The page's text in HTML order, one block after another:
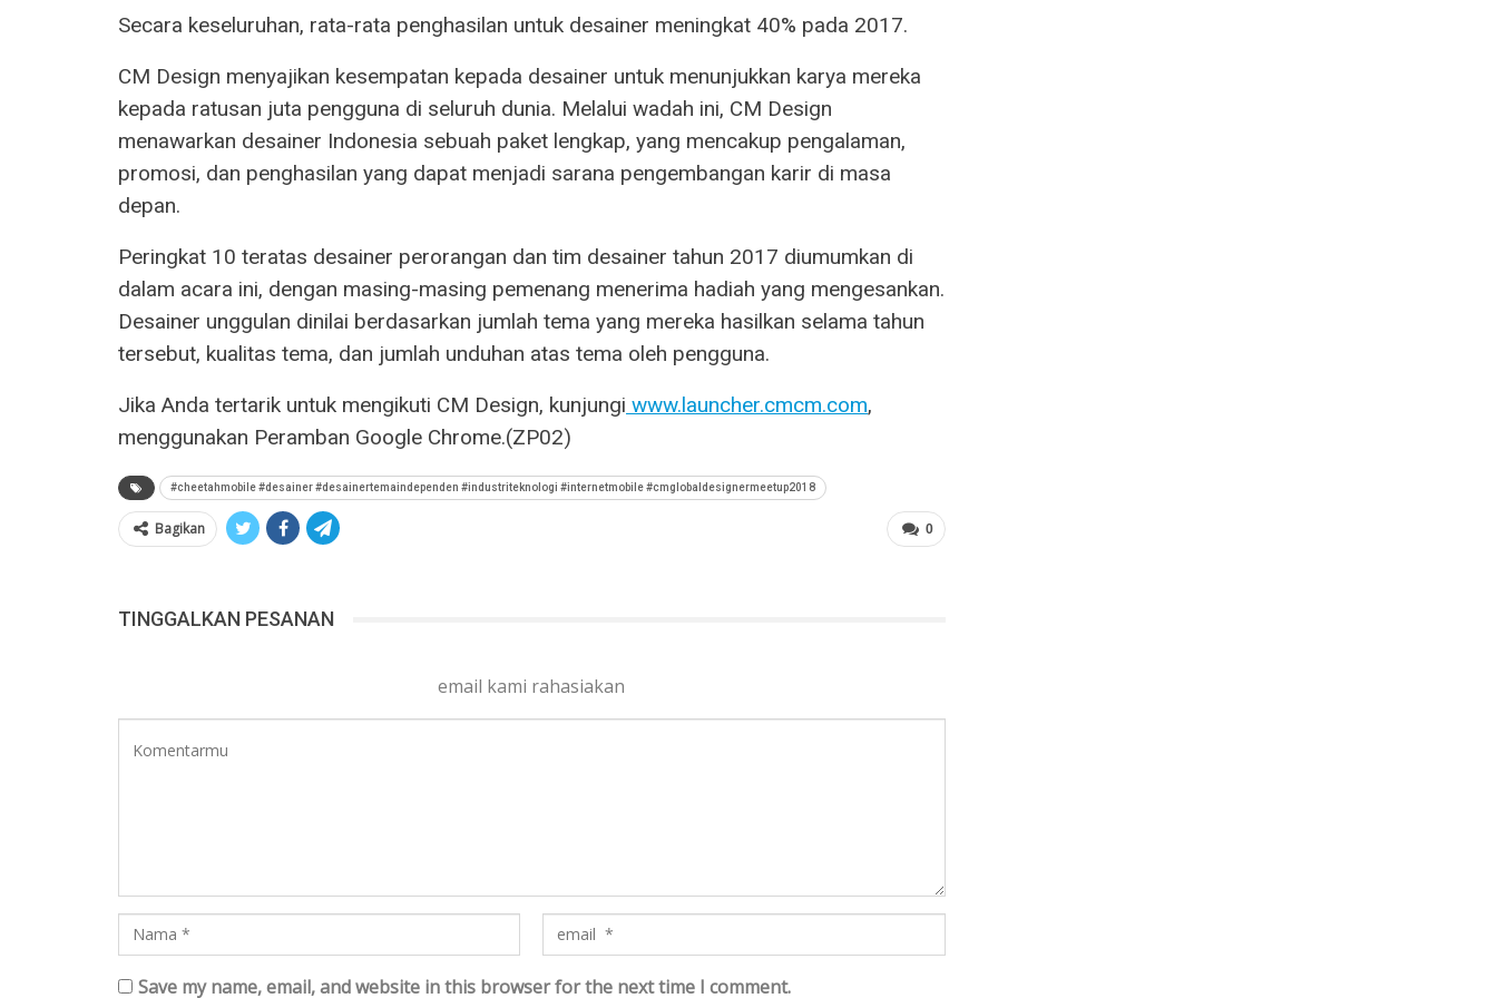
Secara keseluruhan, rata-rata penghasilan untuk desainer meningkat 40% pada 2017.
CM Design menyajikan kesempatan kepada desainer untuk menunjukkan karya mereka
kepada ratusan juta pengguna di seluruh dunia. Melalui wadah ini, CM Design
menawarkan desainer Indonesia sebuah paket lengkap, yang mencakup pengalaman,
promosi, dan penghasilan yang dapat menjadi sarana pengembangan karir di masa
depan.
Peringkat 10 teratas desainer perorangan dan tim desainer tahun 2017 diumumkan di
dalam acara ini, dengan masing-masing pemenang menerima hadiah yang mengesankan.
Desainer unggulan dinilai berdasarkan jumlah tema yang mereka hasilkan selama tahun
tersebut, kualitas tema, dan jumlah unduhan atas tema oleh pengguna.
Jika Anda tertarik untuk mengikuti CM Design, kunjungi www.launcher.cmcm.com,
menggunakan Peramban Google Chrome.(ZP02)
#cheetahmobile #desainer #desainertemaindependen #industriteknologi #internetmobile #cmglobaldesignermeetup2018
0
Bagikan
TINGGALKAN PESANAN
email kami rahasiakan
Save my name, email, and website in this browser for the next time I comment.